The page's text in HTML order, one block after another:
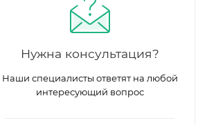
Нужна консультация?
Наши специалисты ответят на любой
интересующий вопрос